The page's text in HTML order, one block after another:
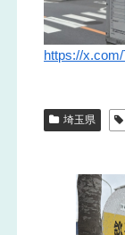
https://
埼玉県